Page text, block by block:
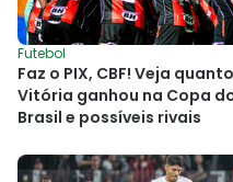
Futebol
Faz o PIX, CBF! Veja
Vitória ganhou na Copa
Brasil e possíveis rivais